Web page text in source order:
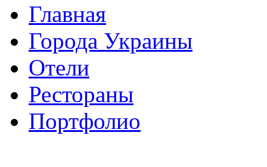
Главная
Города Украины
Отели
Рестораны
Портфолио